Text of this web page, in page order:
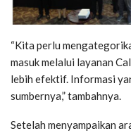
“Kita perlu
masuk melalui layanan
lebih efektif. Informasi
sumbernya,” tambahnya.
Setelah menyampaikan